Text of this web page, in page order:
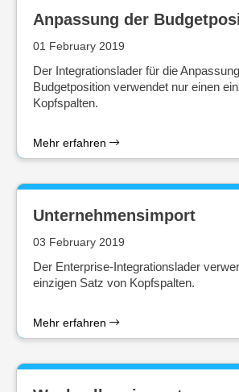
Anpassung der
01 February 2019
Der Integrationslader für die
Budgetposition verwendet nur einen
Kopfspalten.
Mehr erfahren
Unternehmensimport
03 February 2019
Der Enterprise-Integrationslader
einzigen Satz von Kopfspalten.
Mehr erfahren